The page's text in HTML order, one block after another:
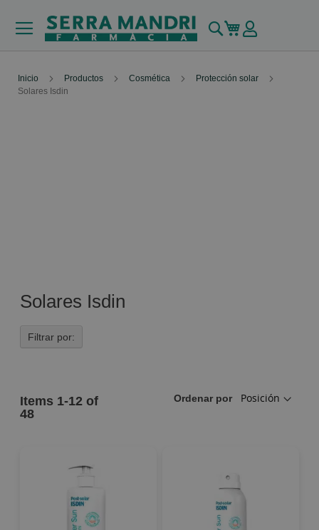
Buscar
Mi carrito
Inicio Productos Cosmética
Protección solar
Solares Isdin
Solares Isdin
Filtrar por:
Items 1-12of
48
Ordenar por